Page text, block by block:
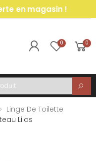
en magasin !
0 0
Linge De Toilette
Lilas